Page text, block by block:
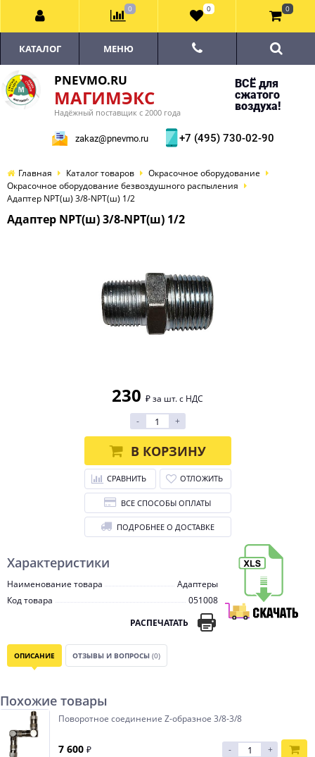
PNEVMO.RU
МАГИМЭКС
Надёжный поставщик с 2000 года
ВСЁ для
сжатого
воздуха!
zakaz@pnevmo.ru +7 (495) 730-02-90
КАТАЛОГ МЕНЮ
Главная Каталог товаров
Окрасочное оборудование
Окрасочное оборудование безвоздушного распыления
Адаптер NPT(ш) 3/8-NPT(ш) 1/2
Адаптер NPT(ш) 3/8-NPT(ш) 1/2
Характеристики
Наименование товара
Адаптеры
Код товара
051008
РАСПЕЧАТАТЬ
230 ₽ за шт. с НДС
-
+
В КОРЗИНУ
СРАВНИТЬ ОТЛОЖИТЬ
ВСЕ СПОСОБЫ ОПЛАТЫ
ПОДРОБНЕЕ О ДОСТАВКЕ
ОПИСАНИЕ ОТЗЫВЫ И ВОПРОСЫ (0)
Похожие товары
Поворотное соединение Z-образное 3/8-3/8
7 600 ₽ - +
0 0 0